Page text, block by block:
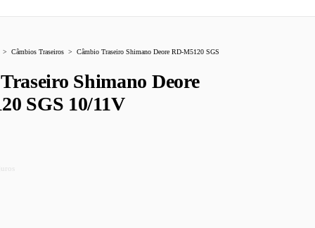
> Câmbios Traseiros >
Câmbio Traseiro Shimano Deore RD-M5120 SGS
Shimano Deore
SGS 10/11V